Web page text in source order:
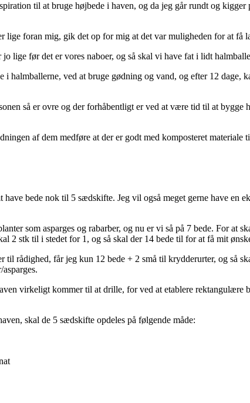
til at bruge højbede i haven, og da jeg går rundt og
lige foran mig, gik det op for mig at det var muligheden for at få
lige før det er vores naboer, og så skal vi have fat i lidt
i halmballerne, ved at bruge gødning og vand, og efter 12
så er ovre og der forhåbentligt er ved at være tid til at
af dem medføre at der er godt med komposteret
bede nok til 5 sædskifte. Jeg vil også meget gerne have en
som asparges og rabarber, og nu er vi så på 7 bede. For at
2 stk til i stedet for 1, og så skal der 14 bede til for at få mit
til rådighed, får jeg kun 12 bede + 2 små til krydderurter, og
virkeligt kommer til at drille, for ved at etablere rektangulære
skal de 5 sædskifte opdeles på følgende måde: